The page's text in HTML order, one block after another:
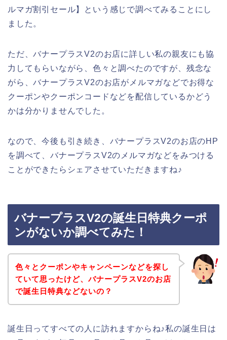
ルマガ割引セール】という感じで調べてみることにし
ました。
ただ、バナープラスV2のお店に詳しい私の親友にも協
力してもらいながら、色々と調べたのですが、残念な
がら、バナープラスV2のお店がメルマガなどでお得な
クーポンやクーポンコードなどを配信しているかどう
かは分かりませんでした。
なので、今後も引き続き、バナープラスV2のお店のHP
を調べて、バナープラスV2のメルマガなどをみつける
ことができたらシェアさせていただきますね♪
バナープラスV2の誕生日特典クーポ
ンがないか調べてみた！
色々とクーポンやキャンペーンなどを探し
ていて思ったけど、バナープラスV2のお店
で誕生日特典などないの？
誕生日ってすべての人に訪れますからね♪私の誕生日は